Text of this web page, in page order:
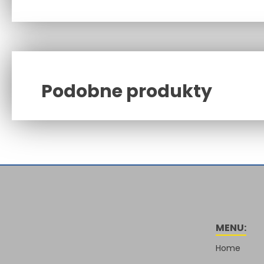
Podobne produkty
MENU:
Home